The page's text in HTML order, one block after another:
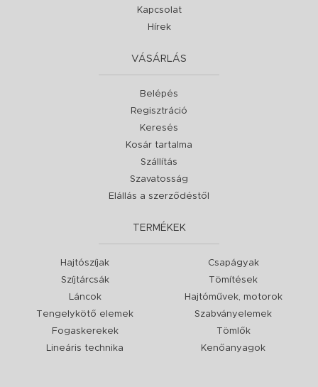
Kapcsolat
Hírek
VÁSÁRLÁS
Belépés
Regisztráció
Keresés
Kosár tartalma
Szállítás
Szavatosság
Elállás a szerződéstől
TERMÉKEK
Hajtószíjak
Szíjtárcsák
Láncok
Tengelykötő elemek
Fogaskerekek
Lineáris technika
Csapágyak
Tömítések
Hajtóművek, motorok
Szabványelemek
Tömlők
Kenőanyagok